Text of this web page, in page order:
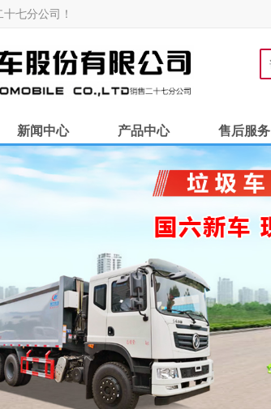
七分公司！
新闻中心 产品中心 售后服务